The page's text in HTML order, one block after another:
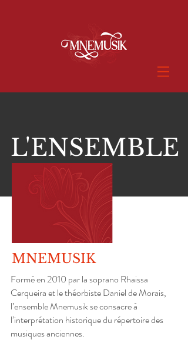
L'ENSEMBLE
MNEMUSIK
Formé en 2010 par la soprano Rhaissa
Cerqueira et le théorbiste Daniel de Morais,
l’ensemble Mnemusik se consacre à
l’interprétation historique du répertoire des
musiques anciennes.